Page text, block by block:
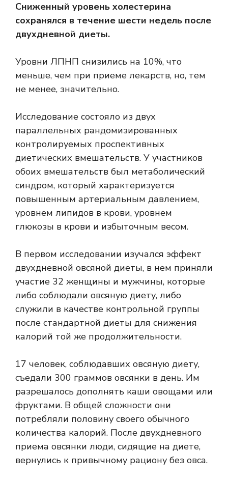
Сниженный уровень холестерина
сохранялся в течение шести недель после
двухдневной диеты.
Уровни ЛПНП снизились на 10%, что
меньше, чем при приеме лекарств, но, тем
не менее, значительно.
Исследование состояло из двух
параллельных рандомизированных
контролируемых проспективных
диетических вмешательств. У участников
обоих вмешательств был метаболический
синдром, который характеризуется
повышенным артериальным давлением,
уровнем липидов в крови, уровнем
глюкозы в крови и избыточным весом.
В первом исследовании изучался эффект
двухдневной овсяной диеты, в нем приняли
участие 32 женщины и мужчины, которые
либо соблюдали овсяную диету, либо
служили в качестве контрольной группы
после стандартной диеты для снижения
калорий той же продолжительности.
17 человек, соблюдавших овсяную диету,
съедали 300 граммов овсянки в день. Им
разрешалось дополнять каши овощами или
фруктами. В общей сложности они
потребляли половину своего обычного
количества калорий. После двухдневного
приема овсянки люди, сидящие на диете,
вернулись к привычному рациону без овса.